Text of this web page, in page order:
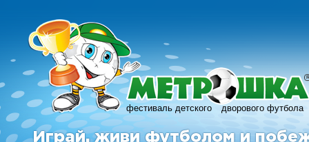
фестиваль детского дворового футбола
R
Играй, живи футболом и